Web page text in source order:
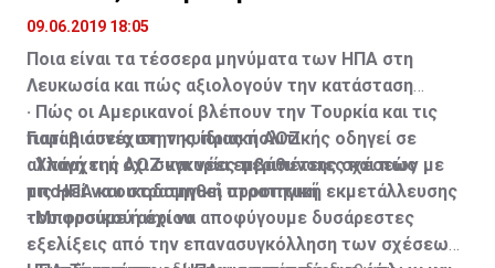
09.06.2019 18:05
Ποια είναι τα τέσσερα μηνύματα των ΗΠΑ στη
Λευκωσία και πώς αξιολογούν την κατάσταση
Γιατί η συνέχιση της ίδιας πολιτικής οδηγεί σε
αλλαγή της ΑΟΖ και νέες περιπέτειες και πώς
μπορεί να οικοδομηθεί στρατηγική εκμετάλλευσης
του φυσικού αερίου
· Πώς οι Αμερικανοί βλέπουν την Τουρκία και τις
παραβιάσεις στην κυπριακή ΑΟΖ
· Υπάρχει ή όχι συγκυρία εμβάθυνσης σχέσεων με
τις ΗΠΑ και στρατηγική προοπτική
· Μπορούμε ή όχι να αποφύγουμε δυσάρεστες
εξελίξεις από την επανασυγκόλληση των σχέσεων